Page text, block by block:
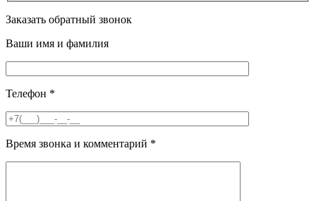
Заказать обратный звонок
Ваши имя и фамилия
Телефон *
Время звонка и комментарий *